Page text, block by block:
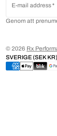
E-mail address
Genom att
© 2026 Rx